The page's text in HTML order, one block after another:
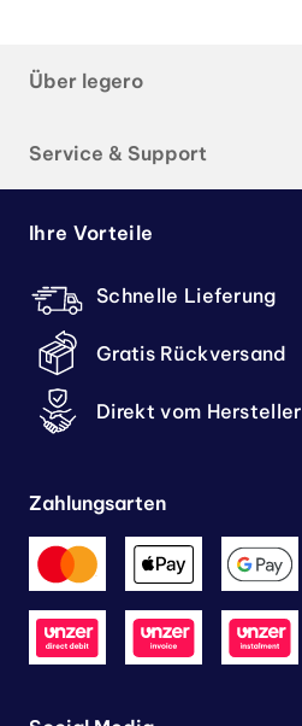
Über legero
Service & Support
Ihre Vorteile
Schnelle Lieferung
Gratis Rückversand
Direkt vom Hersteller
Zahlungsarten